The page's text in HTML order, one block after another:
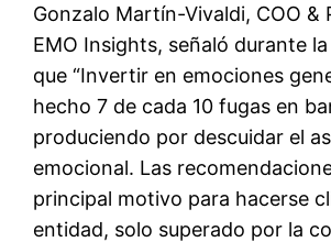
Gonzalo Martín-Vivaldi, COO &
EMO Insights, señaló durante
que “Invertir en emociones
hecho 7 de cada 10 fugas en
produciendo por descuidar el
emocional. Las
principal motivo para hacerse
entidad, solo superado por la